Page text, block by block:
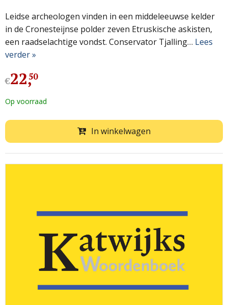
Leidse archeologen vinden in een middeleeuwse kelder
in de Cronesteijnse polder zeven Etruskische askisten,
een raadselachtige vondst. Conservator Tjalling… Lees
verder »
€22,
50
Op voorraad
In winkelwagen